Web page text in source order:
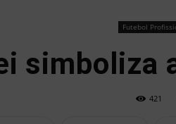
Futebol
simboliza
421